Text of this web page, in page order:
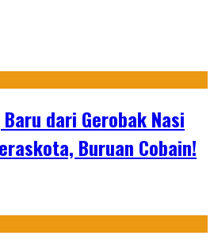
Baru dari Gerobak Nasi
Buruan Cobain!